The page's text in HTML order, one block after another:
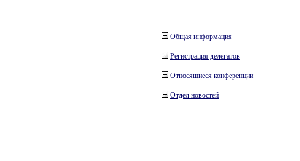
Общая информация
Регистрация делегатов
Относящиеся конференции
Отдел новостей